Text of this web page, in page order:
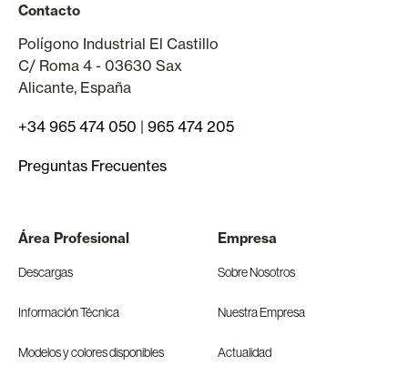
Contacto
Polígono Industrial El Castillo
C/ Roma 4 - 03630 Sax
Alicante, España
+34 965 474 050 | 965 474 205
Preguntas Frecuentes
Área Profesional
Descargas
Información Técnica
Modelos y colores disponibles
Empresa
Sobre Nosotros
Nuestra Empresa
Actualidad